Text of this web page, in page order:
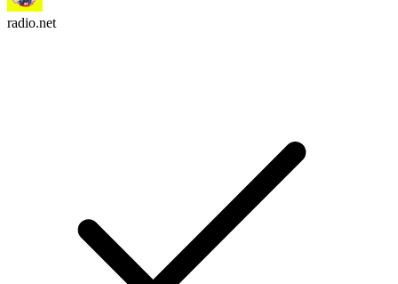
radio.net